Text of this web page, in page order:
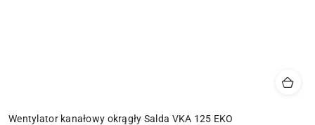
Wentylator kanałowy okrągły Salda VKA 125 EKO